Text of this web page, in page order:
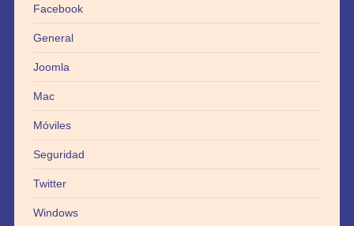
Facebook
General
Joomla
Mac
Móviles
Seguridad
Twitter
Windows